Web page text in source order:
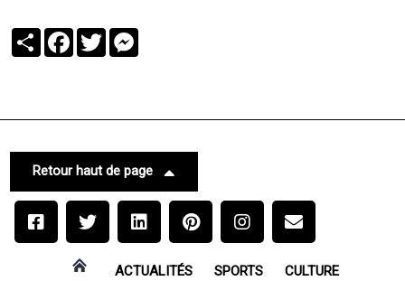
PartagerFacebook
Twitter
Retour haut de page
ACTUALITÉS SPORTS CULTURE